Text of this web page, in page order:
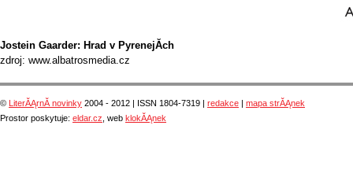
Jostein Gaarder: Hrad v PyrenejĂ­ch
zdroj: www.albatrosmedia.cz
© LiterĂĄrnĂ­ novinky 2004 - 2012 | ISSN 1804-7319 | redakce
mapa strĂĄnek
Prostor poskytuje: eldar.cz , web klokĂĄnek